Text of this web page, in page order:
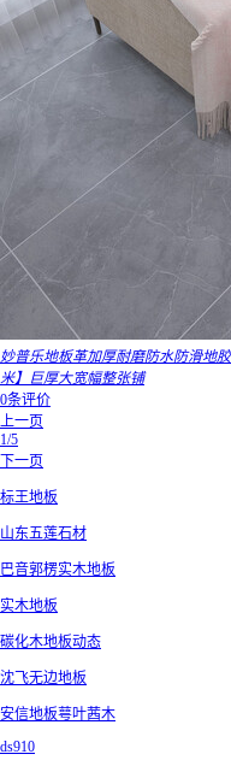
妙普乐地板革加厚耐磨防水防滑地
米】巨厚大宽幅整张铺
0条评价
上一页
1/5
下一页
标王地板
山东五莲石材
巴音郭楞实木地板
实木地板
碳化木地板动态
沈飞无边地板
安信地板萼叶茜木
ds910